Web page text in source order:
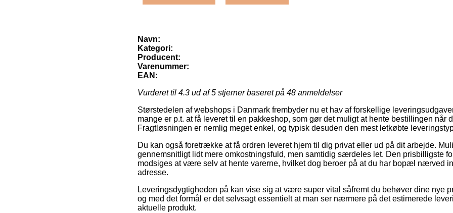
Navn:
Kategori:
Producent:
Varenummer:
EAN:
Vurderet til 4.3 ud af 5 stjerner baseret på 48 anmeldelser
Størstedelen af webshops i Danmark frembyder nu et hav af forskellige
mange er p.t. at få leveret til en pakkeshop, som gør det muligt at hente bestillingen når
Fragtløsningen er nemlig meget enkel, og typisk desuden den mest letkøbte
Du kan også foretrække at få ordren leveret hjem til dig privat eller ud på dit arbejde.
gennemsnitligt lidt mere omkostningsfuld, men samtidig særdeles let. Den prisbilligste
modsiges at være selv at hente varerne, hvilket dog beroer på at du har bopæl nærved
adresse.
Leveringsdygtigheden på kan vise sig at være super vital såfremt du behøver dine nye
og med det formål er det selvsagt essentielt at man ser nærmere på det estimerede
aktuelle produkt.